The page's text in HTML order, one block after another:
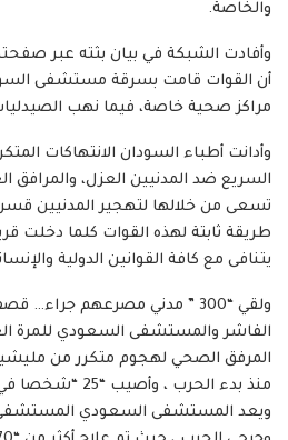
والخاصة.
وأفادت الشبكة في بيان بثته عبر
أن القوات قامت بسرقة مستشفى
مراكز صحية خاصة، فيما نهب الصيدليات
وأدانت أطباء السودان الانتهاكات
السريع ضد المدنيين العزل، والمرافق
تسعى من خلالها لتهجير المدنيين
طريقة ثابتة لهذه القوات كلما دخلت
يتنافى مع كافة القوانين الدولية
ولقي “300 ” مدني مصرعهم
الفاشر والمستشفى السعودي للمرة
المرفق الصحي لهجوم متكرر من
منذ بدء الحرب ، وأصيب “25 “شخصا في هذا الهجوم وقتل “3”.
ويعد المستشفى السعودي المستشفى